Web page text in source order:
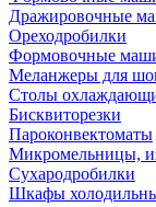
Дражировочные
Ореходробилки
Формовочные
Меланжеры для
Столы
Бисквиторезки
Пароконвектоматы
Микромельницы,
Сухародробилки
Шкафы